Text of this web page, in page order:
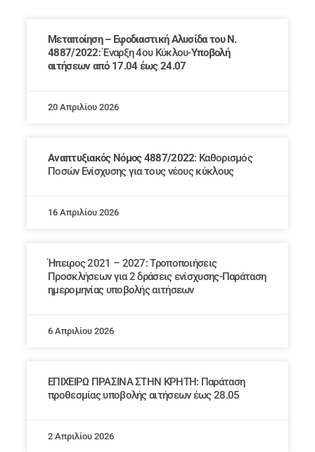
Μεταποίηση – Εφοδιαστική Αλυσίδα του Ν.
4887/2022: Έναρξη 4ου Κύκλου-Υποβολή
αιτήσεων από 17.04 έως 24.07
20 Απριλίου 2026
Αναπτυξιακός Νόμος 4887/2022: Καθορισμός
Ποσών Ενίσχυσης για τους νέους κύκλους
16 Απριλίου 2026
Ήπειρος 2021 – 2027: Τροποποιήσεις
Προσκλήσεων για 2 δράσεις ενίσχυσης-Παράταση
ημερομηνίας υποβολής αιτήσεων
6 Απριλίου 2026
ΕΠΙΧΕΙΡΩ ΠΡΑΣΙΝΑ ΣΤΗΝ ΚΡΗΤΗ: Παράταση
προθεσμίας υποβολής αιτήσεων έως 28.05
2 Απριλίου 2026